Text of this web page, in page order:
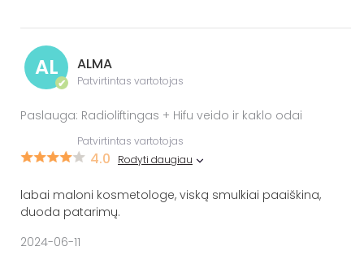
AL
✔
ALMA
Patvirtintas vartotojas
Paslauga: Radioliftingas + Hifu veido ir kaklo odai
Patvirtintas vartotojas
4.0 Rodyti daugiau
labai maloni kosmetologe, viską smulkiai paaiškina,
duoda patarimų.
2024-06-11